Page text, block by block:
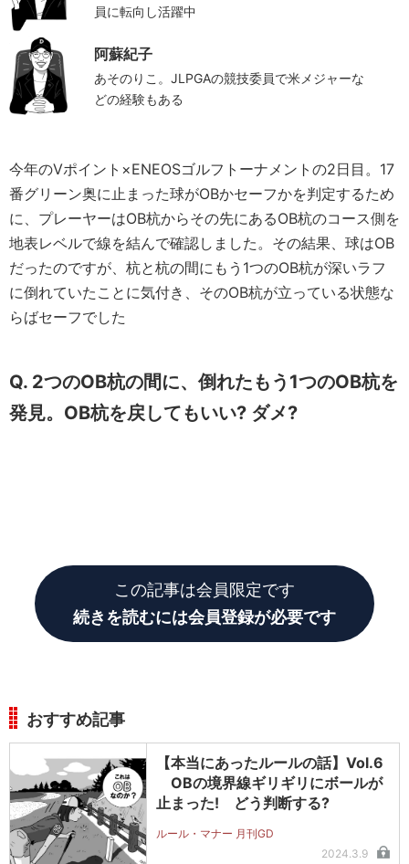
員に転向し活躍中
阿蘇紀子
あそのりこ。JLPGAの競技委員で米メジャーな
どの経験もある
今年のVポイント×ENEOSゴルフトーナメントの2日目。17
番グリーン奥に止まった球がOBかセーフかを判定するため
に、プレーヤーはOB杭からその先にあるOB杭のコース側を
地表レベルで線を結んで確認しました。その結果、球はOB
だったのですが、杭と杭の間にもう1つのOB杭が深いラフ
に倒れていたことに気付き、そのOB杭が立っている状態な
らばセーフでした
Q. 2つのOB杭の間に、倒れたもう1つのOB杭を
発見。OB杭を戻してもいい? ダメ?
この記事は会員限定です
続きを読むには会員登録が必要です
おすすめ記事
【本当にあったルールの話】Vol.6
OBの境界線ギリギリにボールが
止まった! どう判断する?
ルール・マナー 月刊GD
2024.3.9